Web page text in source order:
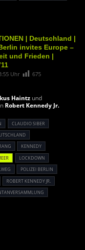
| Deutschland |
invites Europe –
und Frieden |
Uhr 675
Haintz und
Robert Kennedy Jr.
CLAUDIO SIBER
KENNEDY
LOCKDOWN
POLIZEI BERLIN
ROBERT KENNEDY JR.